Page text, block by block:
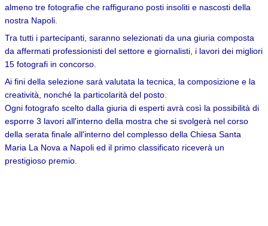
almeno tre fotografie che raffigurano posti insoliti e nascosti della
nostra Napoli.
Tra tutti i partecipanti, saranno selezionati da una giuria composta
da affermati professionisti del settore e giornalisti, i lavori dei migliori
15 fotografi in concorso.
Ai fini della selezione sarà valutata la tecnica, la composizione e la
creatività, nonché la particolarità del posto.
Ogni fotografo scelto dalla giuria di esperti avrà così la possibilità di
esporre 3 lavori all'interno della mostra che si svolgerà nel corso
della serata finale all'interno del complesso della Chiesa Santa
Maria La Nova a Napoli ed il primo classificato riceverà un
prestigioso premio.